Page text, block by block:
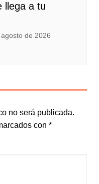
llega a tu
de 2026
no será publicada.
con *